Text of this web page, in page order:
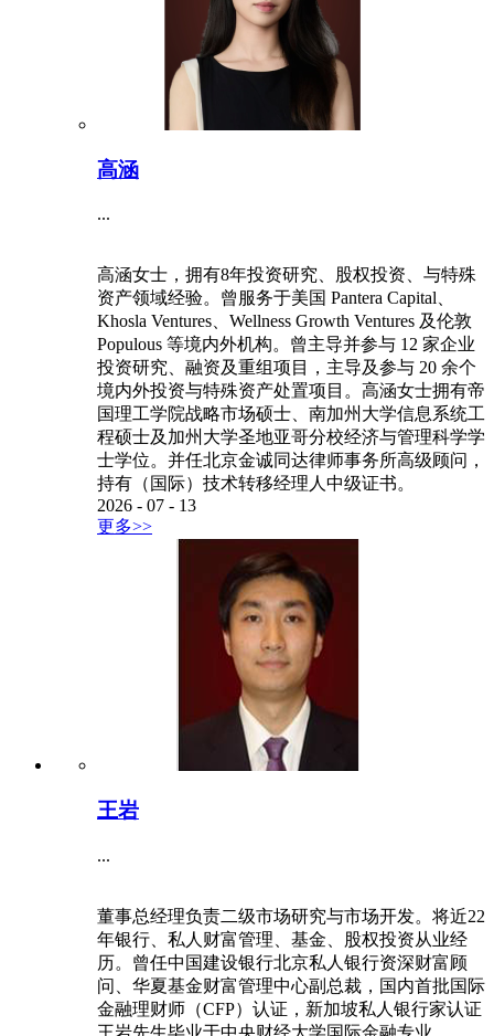
高涵
...
高涵女士，拥有8年投资研究、股权投资、与特殊
资产领域经验。曾服务于美国 Pantera Capital、
Khosla Ventures、Wellness Growth Ventures 及伦敦
Populous 等境内外机构。曾主导并参与 12 家企业
投资研究、融资及重组项目，主导及参与 20 余个
境内外投资与特殊资产处置项目。高涵女士拥有帝
国理工学院战略市场硕士、南加州大学信息系统工
程硕士及加州大学圣地亚哥分校经济与管理科学学
士学位。并任北京金诚同达律师事务所高级顾问，
持有（国际）技术转移经理人中级证书。
2026 - 07 - 13
更多>>
王岩
...
董事总经理负责二级市场研究与市场开发。将近22
年银行、私人财富管理、基金、股权投资从业经
历。曾任中国建设银行北京私人银行资深财富顾
问、华夏基金财富管理中心副总裁，国内首批国际
金融理财师（CFP）认证，新加坡私人银行家认证
王岩先生毕业于中央财经大学国际金融专业